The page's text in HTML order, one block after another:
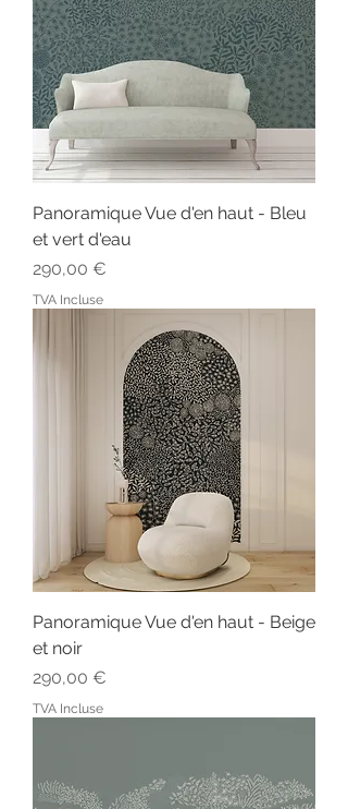
Panoramique Vue d'en haut - Bleu
et vert d'eau
Prix
290,00 €
TVA Incluse
Panoramique Vue d'en haut - Beige
et noir
Prix
290,00 €
TVA Incluse